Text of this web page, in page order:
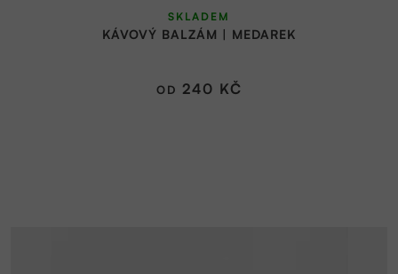
KÁVOVÝ BALZÁM | MEDAREK
hodnocení
produktu
SKLADEM
OD 240 KČ